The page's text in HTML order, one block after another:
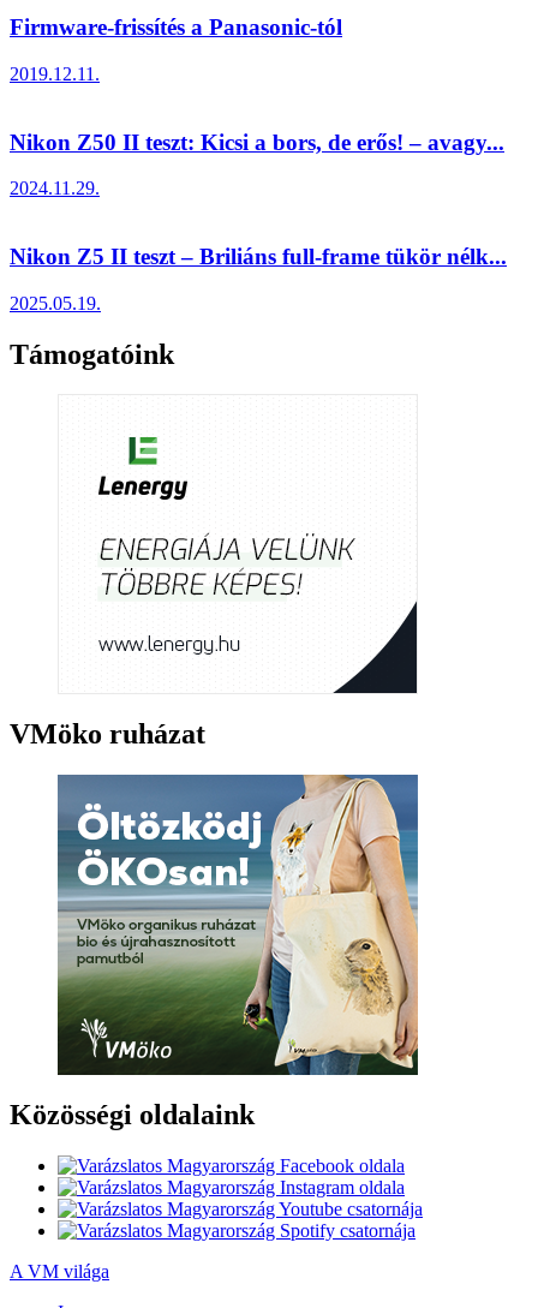
Firmware-frissítés a Panasonic-tól
2019.12.11.
Nikon Z50 II teszt: Kicsi a bors, de erős! – avagy...
2024.11.29.
Nikon Z5 II teszt – Briliáns full-frame tükör nélk...
2025.05.19.
Támogatóink
VMöko ruházat
Közösségi oldalaink
A VM világa